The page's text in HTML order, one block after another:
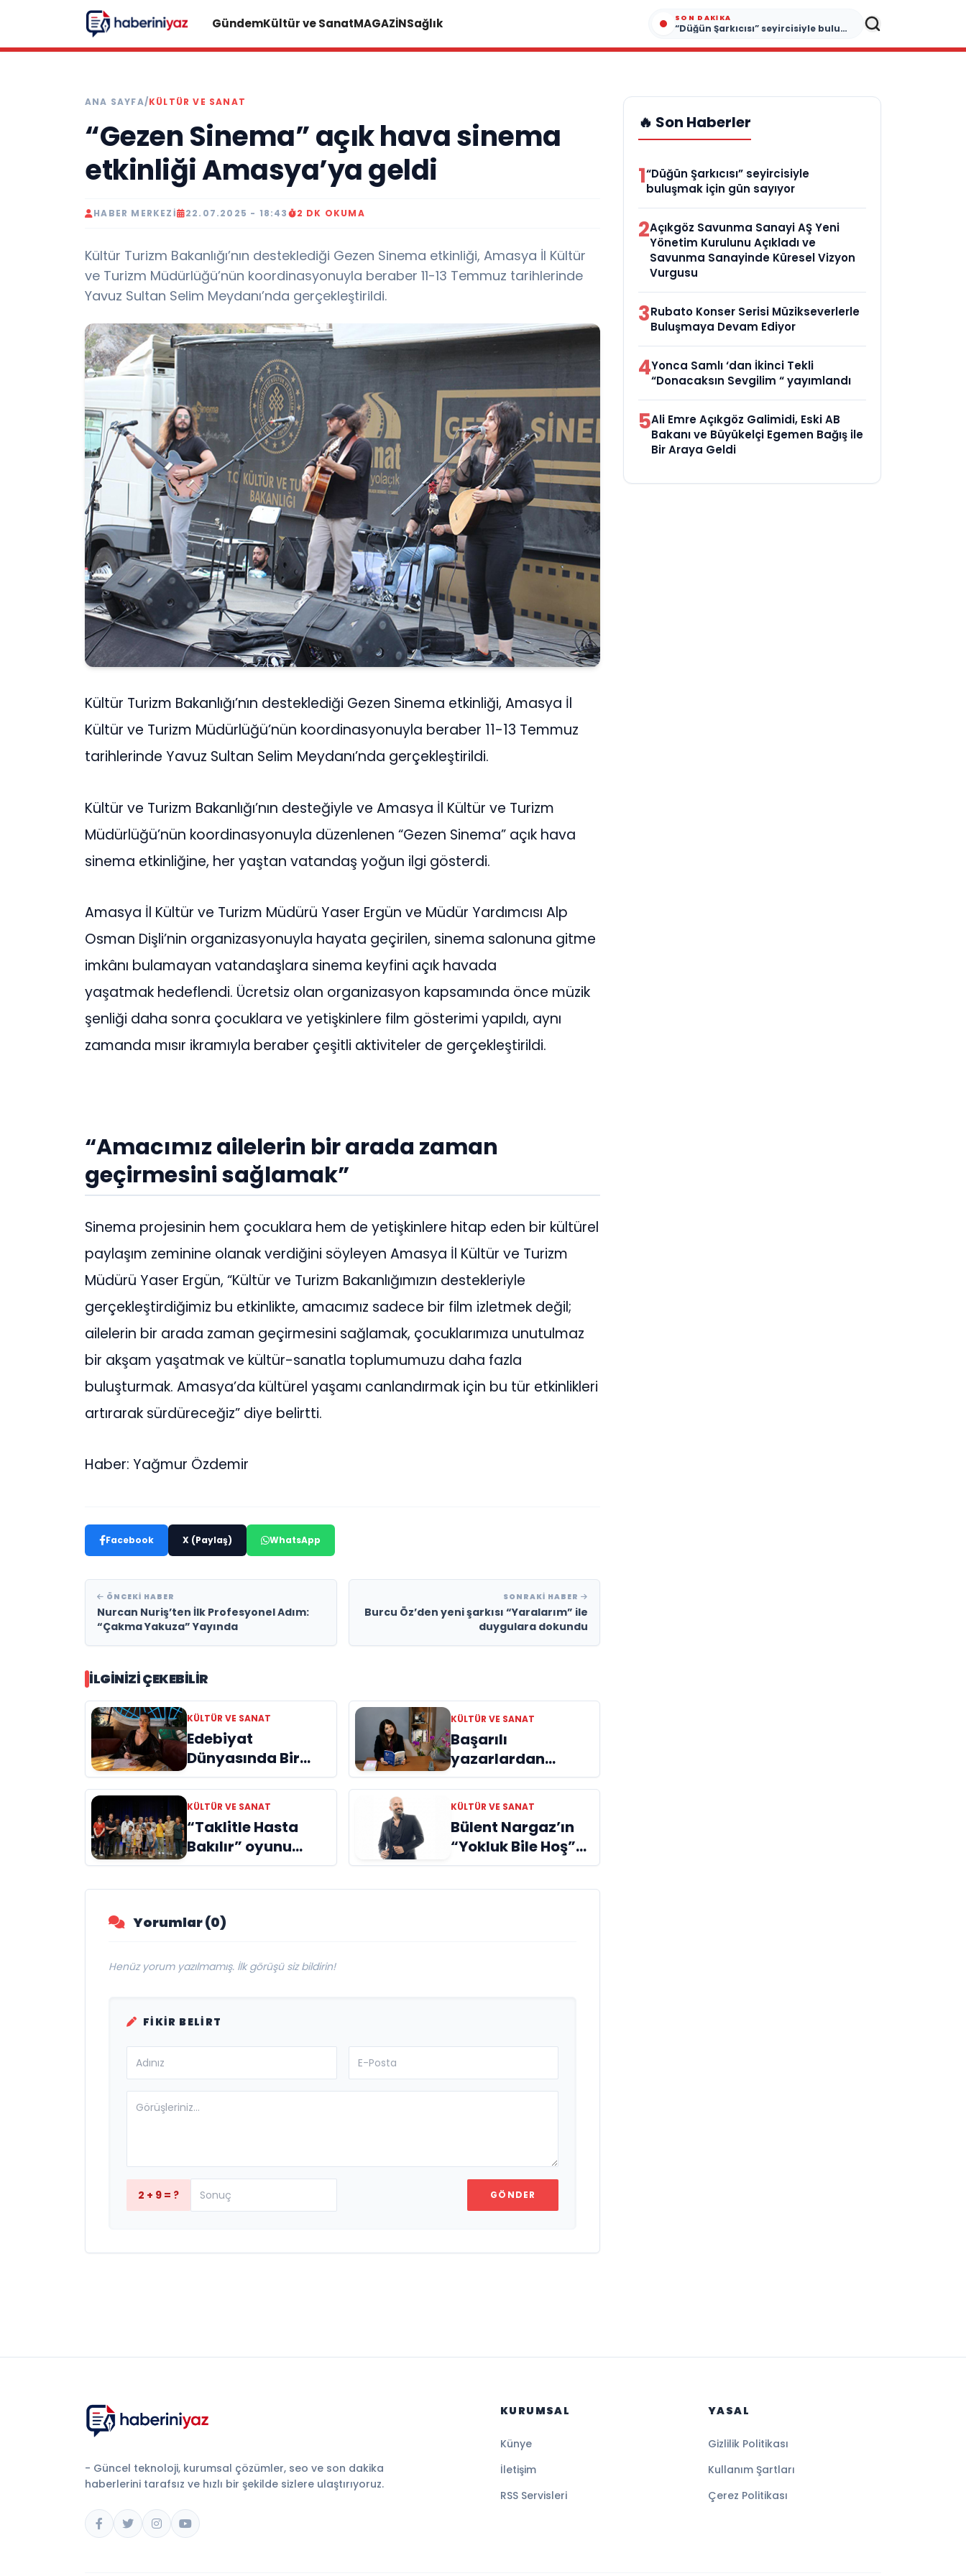
GündemKültür ve SanatMAGAZİNSağlık SON DAKIKA
“Düğün Şarkıcısı” seyircisiyle buluşmak için gün sayıyor
ANA SAYFA/KÜLTÜR VE SANAT
“Gezen Sinema” açık hava sinema
etkinliği Amasya’ya geldi
HABER MERKEZI 22.07.2025 - 18:43 2 DK OKUMA
Kültür Turizm Bakanlığı’nın desteklediği Gezen Sinema etkinliği, Amasya İl Kültür
ve Turizm Müdürlüğü’nün koordinasyonuyla beraber 11-13 Temmuz tarihlerinde
Yavuz Sultan Selim Meydanı’nda gerçekleştirildi.
Kültür Turizm Bakanlığı’nın desteklediği Gezen Sinema etkinliği, Amasya İl
Kültür ve Turizm Müdürlüğü’nün koordinasyonuyla beraber 11-13 Temmuz
tarihlerinde Yavuz Sultan Selim Meydanı’nda gerçekleştirildi.
Kültür ve Turizm Bakanlığı’nın desteğiyle ve Amasya İl Kültür ve Turizm
Müdürlüğü’nün koordinasyonuyla düzenlenen “Gezen Sinema” açık hava
sinema etkinliğine, her yaştan vatandaş yoğun ilgi gösterdi.
Amasya İl Kültür ve Turizm Müdürü Yaser Ergün ve Müdür Yardımcısı Alp
Osman Dişli’nin organizasyonuyla hayata geçirilen, sinema salonuna gitme
imkânı bulamayan vatandaşlara sinema keyfini açık havada
yaşatmak hedeflendi. Ücretsiz olan organizasyon kapsamında önce müzik
şenliği daha sonra çocuklara ve yetişkinlere film gösterimi yapıldı, aynı
zamanda mısır ikramıyla beraber çeşitli aktiviteler de gerçekleştirildi.
“Amacımız ailelerin bir arada zaman
geçirmesini sağlamak”
Sinema projesinin hem çocuklara hem de yetişkinlere hitap eden bir kültürel
paylaşım zeminine olanak verdiğini söyleyen Amasya İl Kültür ve Turizm
Müdürü Yaser Ergün, “Kültür ve Turizm Bakanlığımızın destekleriyle
gerçekleştirdiğimiz bu etkinlikte, amacımız sadece bir film izletmek değil;
ailelerin bir arada zaman geçirmesini sağlamak, çocuklarımıza unutulmaz
bir akşam yaşatmak ve kültür-sanatla toplumumuzu daha fazla
buluşturmak. Amasya’da kültürel yaşamı canlandırmak için bu tür etkinlikleri
artırarak sürdüreceğiz” diye belirtti.
Haber: Yağmur Özdemir
Facebook X (Paylaş) WhatsApp
ÖNCEKI HABER
Nurcan Nuriş’ten İlk Profesyonel Adım:
“Çakma Yakuza” Yayında
SONRAKI HABER
Burcu Öz’den yeni şarkısı “Yaralarım” ile
duygulara dokundu
İLGINIZI ÇEKEBILIR
KÜLTÜR VE SANAT
Edebiyat
Dünyasında Bir
Genç Deha
Doğuyor: Dilruba
Engin ve Zift Karası
Evreni ‘AVENOİR’
KÜLTÜR VE SANAT
Başarılı
yazarlardan
Azime Savaş’tan
başucu kitabı
“Emanet”
raflardaki yerini
aldı
KÜLTÜR VE SANAT
“Taklitle Hasta
Bakılır” oyunu
engelleri sanatla
aştı
KÜLTÜR VE SANAT
Bülent Nargaz’ın
“Yokluk Bile Hoş”
Adlı Teklisi Dijital
Platformlarda İlgi
Yorumlar (0)
Henüz yorum yazılmamış. İlk görüşü siz bildirin!
FIKIR BELIRT
2 + 9 = ? GÖNDER
🔥 Son Haberler
1“Düğün Şarkıcısı” seyircisiyle
buluşmak için gün sayıyor
2Açıkgöz Savunma Sanayi AŞ Yeni
Yönetim Kurulunu Açıkladı ve
Savunma Sanayinde Küresel Vizyon
Vurgusu
3Rubato Konser Serisi Müzikseverlerle
Buluşmaya Devam Ediyor
4Yonca Samlı ‘dan İkinci Tekli
“Donacaksın Sevgilim “ yayımlandı
5Ali Emre Açıkgöz Galimidi, Eski AB
Bakanı ve Büyükelçi Egemen Bağış ile
Bir Araya Geldi
- Güncel teknoloji, kurumsal çözümler, seo ve son dakika
haberlerini tarafsız ve hızlı bir şekilde sizlere ulaştırıyoruz.
KURUMSAL
Künye
İletişim
RSS Servisleri
YASAL
Gizlilik Politikası
Kullanım Şartları
Çerez Politikası